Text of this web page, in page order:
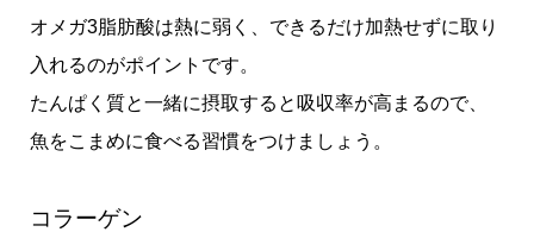
オメガ3脂肪酸は熱に弱く、できるだけ加熱せずに取り
入れるのがポイントです。
たんぱく質と一緒に摂取すると吸収率が高まるので、
魚をこまめに食べる習慣をつけましょう。
コラーゲン